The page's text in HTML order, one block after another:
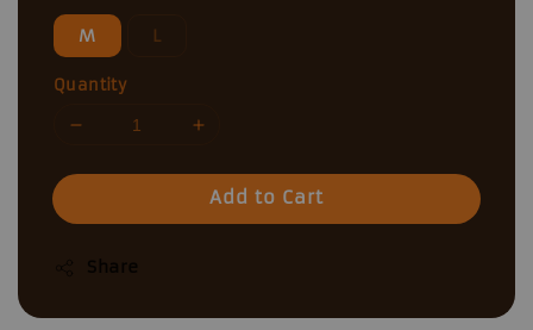
M L
Quantity
Add to Cart
Share